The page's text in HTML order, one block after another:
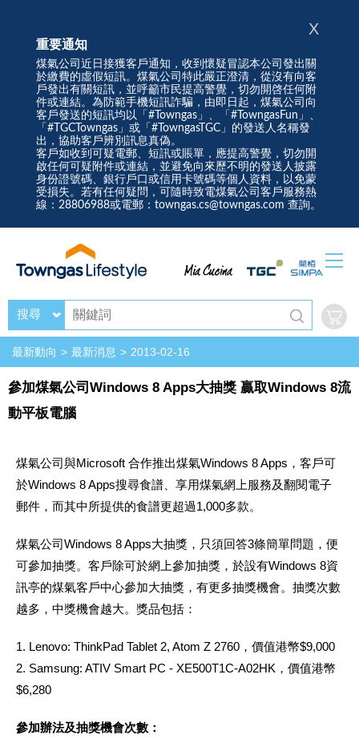
重要通知
煤氣公司近日接獲客戶通知，收到懷疑冒認本公司發出關
於繳費的虛假短訊。煤氣公司特此嚴正澄清，從沒有向客
戶發出有關短訊，並呼籲市民提高警覺，切勿開啓任何附
件或連結。為防範手機短訊詐騙，由即日起，煤氣公司向
客戶發送的短訊均以「#Towngas」、「#TowngasFun」、
「#TGCTowngas」或「#TowngasTGC」的發送人名稱發
出，協助客戶辨別訊息真偽。
客戶如收到可疑電郵、短訊或賬單，應提高警覺，切勿開
啟任何可疑附件或連結，並避免向來歷不明的發送人披露
身份證號碼、銀行戶口或信用卡號碼等個人資料，以免蒙
受損失。若有任何疑問，可隨時致電煤氣公司客戶服務熱
線：28806988或電郵：towngas.cs@towngas.com 查詢。
X
搜尋
最新動向 最新消息 2013-02-16
參加煤氣公司Windows 8 Apps大抽獎 贏取Windows 8流
動平板電腦
煤氣公司與Microsoft 合作推出煤氣Windows 8 Apps，客戶可
於Windows 8 Apps搜尋食譜、享用煤氣網上服務及翻閱電子
郵件，而其中所提供的食譜更超過1,000多款。
煤氣公司Windows 8 Apps大抽獎，只須回答3條簡單問題，便
可參加抽獎。客戶除可於網上參加抽獎，於設有Windows 8資
訊亭的煤氣客戶中心參加大抽獎，有更多抽獎機會。抽獎次數
越多，中獎機會越大。獎品包括：
1. Lenovo: ThinkPad Tablet 2, Atom Z 2760，價值港幣$9,000
2. Samsung: ATIV Smart PC - XE500T1C-A02HK，價值港幣
$6,280
參加辦法及抽獎機會次數：